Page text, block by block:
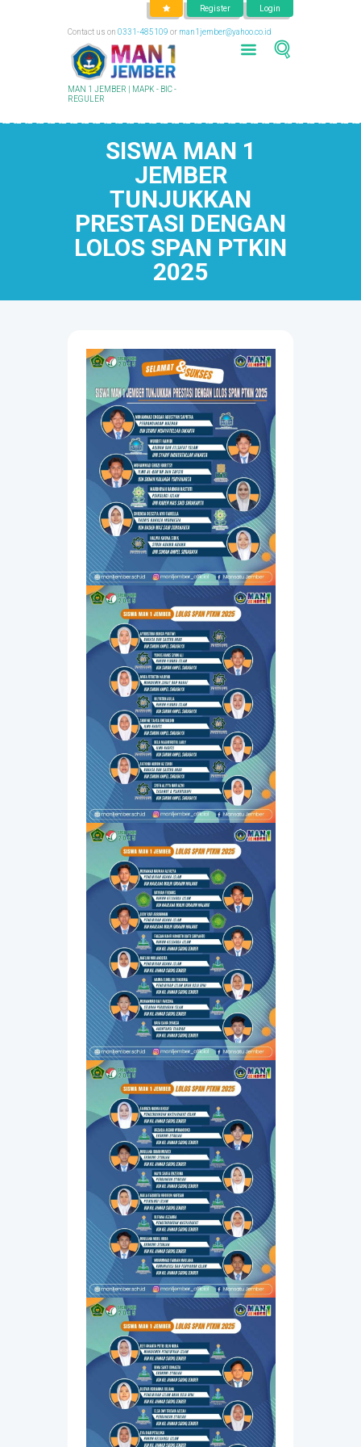
Register Login
Contact us on 0331-485109 or man1jember@yahoo.co.id
MAN 1 JEMBER | MAPK - BIC -
REGULER
SISWA MAN 1
JEMBER
TUNJUKKAN
PRESTASI DENGAN
LOLOS SPAN PTKIN
2025